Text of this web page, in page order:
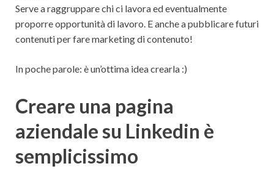
Serve a raggruppare chi ci lavora ed eventualmente
proporre opportunità di lavoro. E anche a pubblicare futuri
contenuti per fare marketing di contenuto!
In poche parole: è un’ottima idea crearla :)
Creare una pagina
aziendale su Linkedin è
semplicissimo